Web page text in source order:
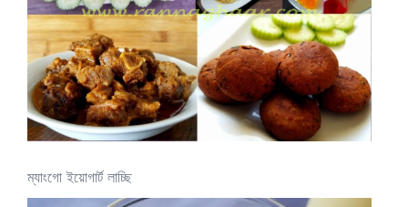
ম্যাংগো ইয়োগার্ট লাচ্ছি